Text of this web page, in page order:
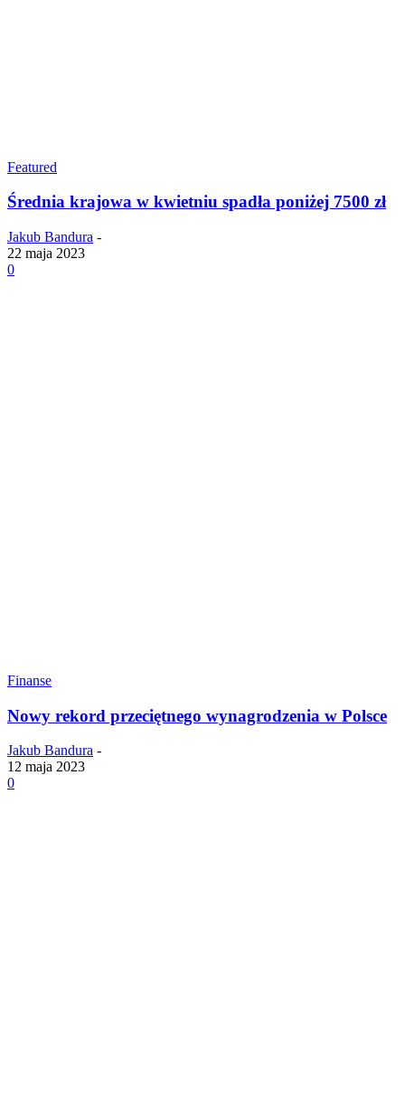
Featured
Średnia krajowa w kwietniu spadła poniżej 7500 zł
Jakub Bandura -
22 maja 2023
0
Finanse
Nowy rekord przeciętnego wynagrodzenia w Polsce
Jakub Bandura -
12 maja 2023
0